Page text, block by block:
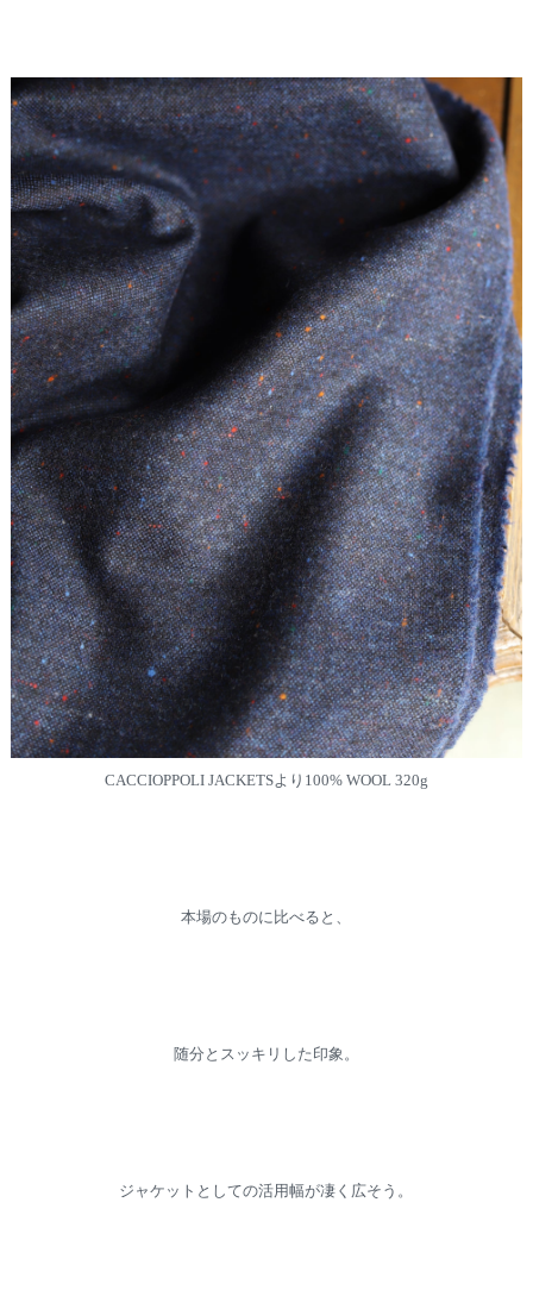
CACCIOPPOLI JACKETSより100% WOOL 320g
本場のものに比べると、
随分とスッキリした印象。
ジャケットとしての活用幅が凄く広そう。